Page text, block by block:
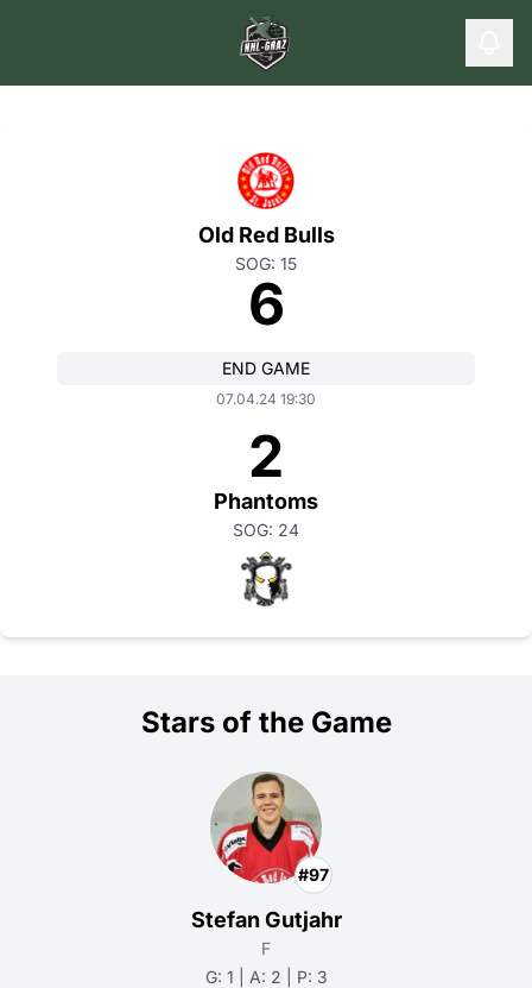
Old Red Bulls
SOG: 15
6
END GAME
07.04.24 19:30
2
Phantoms
SOG: 24
Stars of the Game
#97
Stefan Gutjahr
F
G: 1 | A: 2 | P: 3